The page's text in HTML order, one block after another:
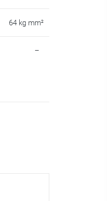
64 kg mm²
–